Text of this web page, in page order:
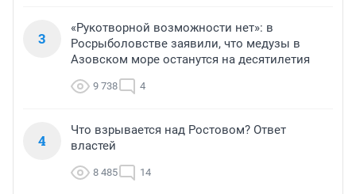
3
«Рукотворной возможности нет»: в
Росрыболовстве заявили, что медузы в
Азовском море останутся на десятилетия
9 738 4
4
Что взрывается над Ростовом? Ответ
властей
8 485 14